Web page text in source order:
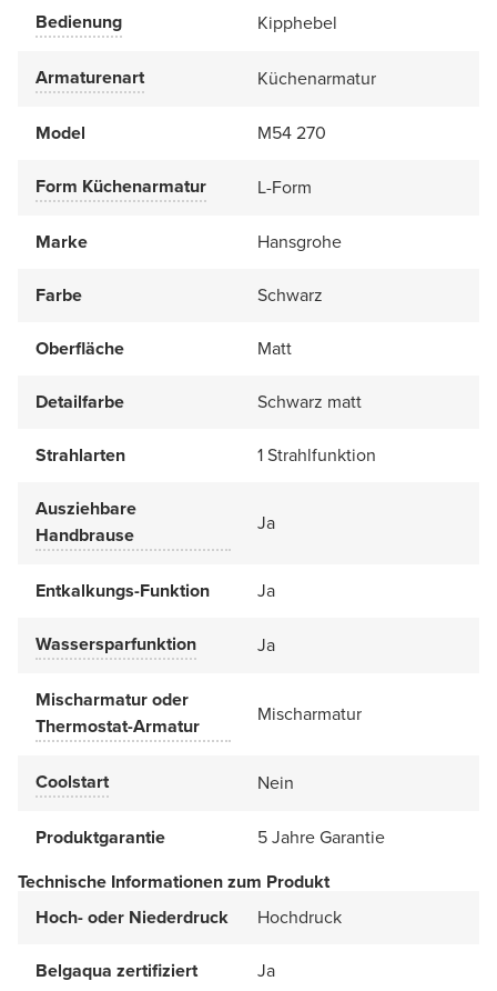
Bedienung Kipphebel
Armaturenart Küchenarmatur
Model M54 270
Form Küchenarmatur L-Form
Marke Hansgrohe
Farbe Schwarz
Oberfläche Matt
Detailfarbe Schwarz matt
Strahlarten 1 Strahlfunktion
Ausziehbare
Handbrause
Ja
Entkalkungs-Funktion Ja
Wassersparfunktion Ja
Mischarmatur oder
Thermostat-Armatur
Mischarmatur
Coolstart Nein
Produktgarantie
5 Jahre Garantie
Technische Informationen zum Produkt
Hoch- oder Niederdruck
Hochdruck
Belgaqua zertifiziert Ja